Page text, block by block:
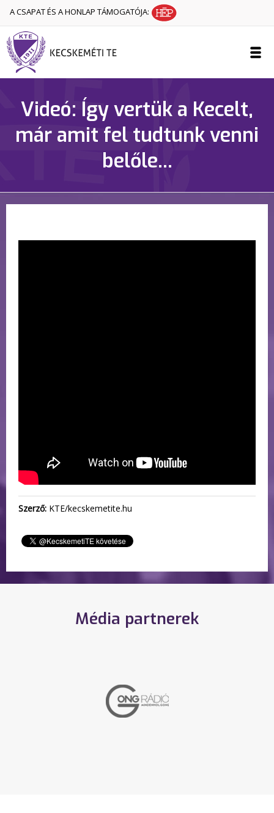
A CSAPAT ÉS A HONLAP TÁMOGATÓJA:
Videó: Így vertük a Kecelt,
már amit fel tudtunk venni
belőle...
Szerző: KTE/kecskemetite.hu
Média partnerek